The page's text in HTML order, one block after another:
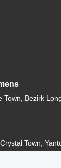
Bezirk
Town,